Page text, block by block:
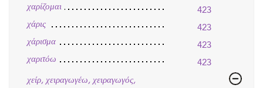
χαρίζομαι
423
χάρις
423
χάρισμα
423
χαριτόω
423
χείρ, χειραγωγέω, χειραγωγός,